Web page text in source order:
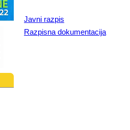
Javni razpis
Razpisna dokumentacija